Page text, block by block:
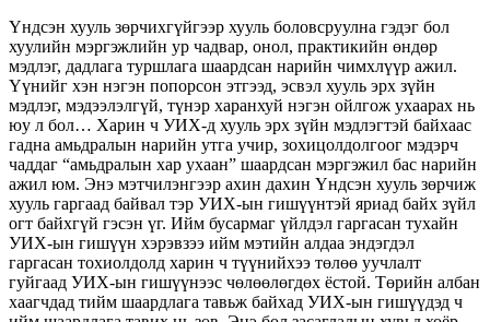
Үндсэн хууль зөрчихгүйгээр хууль боловсруулна гэдэг бол
хуулийн мэргэжлийн ур чадвар, онол, практикийн өндөр
мэдлэг, дадлага туршлага шаардсан нарийн чимхлүүр ажил.
Үүнийг хэн нэгэн попорсон этгээд, эсвэл хууль эрх зүйн
мэдлэг, мэдээлэлгүй, түнэр харанхуй нэгэн ойлгож ухаарах нь
юу л бол… Харин ч УИХ-д хууль эрх зүйн мэдлэгтэй байхаас
гадна амьдралын нарийн утга учир, зохицолдолгоог мэдэрч
чаддаг “амьдралын хар ухаан” шаардсан мэргэжил бас нарийн
ажил юм. Энэ мэтчилэнгээр ахин дахин Үндсэн хууль зөрчиж
хууль гаргаад байвал тэр УИХ-ын гишүүнтэй яриад байх зүйл
огт байхгүй гэсэн үг. Ийм бусармаг үйлдэл гаргасан тухайн
УИХ-ын гишүүн хэрэвзээ ийм мэтийн алдаа эндэгдэл
гаргасан тохиолдолд харин ч түүнийхээ төлөө уучлалт
гуйгаад УИХ-ын гишүүнээс чөлөөлөгдөх ёстой. Төрийн албан
хаагчдад тийм шаардлага тавьж байхад УИХ-ын гишүүдэд ч